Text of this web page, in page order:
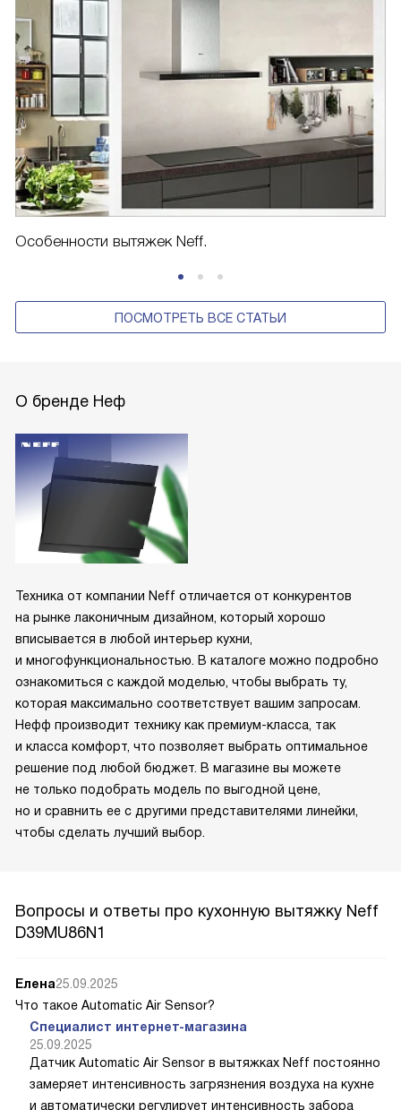
Особенности вытяжек Neff.
ПОСМОТРЕТЬ ВСЕ СТАТЬИ
О бренде Неф
Техника от компании Neff отличается от конкурентов
на рынке лаконичным дизайном, который хорошо
вписывается в любой интерьер кухни,
и многофункциональностью. В каталоге можно подробно
ознакомиться с каждой моделью, чтобы выбрать ту,
которая максимально соответствует вашим запросам.
Нефф производит технику как премиум-класса, так
и класса комфорт, что позволяет выбрать оптимальное
решение под любой бюджет. В магазине вы можете
не только подобрать модель по выгодной цене,
но и сравнить ее с другими представителями линейки,
чтобы сделать лучший выбор.
Вопросы и ответы про кухонную вытяжку Neff
D39MU86N1
Елена25.09.2025
Что такое Automatic Air Sensor?
Специалист интернет-магазина
25.09.2025
Датчик Automatic Air Sensor в вытяжках Neff постоянно
замеряет интенсивность загрязнения воздуха на кухне
и автоматически регулирует интенсивность забора